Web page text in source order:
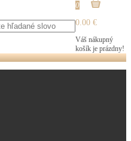
0
0.00 €
Váš nákupný
košík je prázdny!